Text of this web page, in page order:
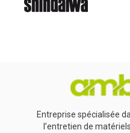
Entreprise spécialisée
l’entretien de